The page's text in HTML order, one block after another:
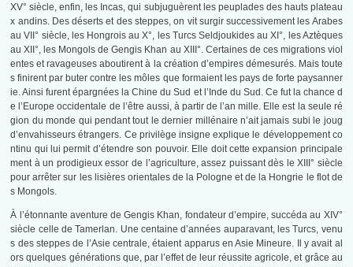
XV° siècle, enfin, les Incas, qui subjuguèrent les peuplades des hauts plateau
x andins. Des déserts et des steppes, on vit surgir successivement les Arabes
au VII° siècle, les Hongrois au X°, les Turcs Seldjoukides au XI°, les Aztèques
au XII°, les Mongols de Gengis Khan au XIII°. Certaines de ces migrations viol
entes et ravageuses aboutirent à la création d’empires démesurés. Mais toute
s finirent par buter contre les môles que formaient les pays de forte paysanner
ie. Ainsi furent épargnées la Chine du Sud et l’Inde du Sud. Ce fut la chance d
e l’Europe occidentale de l’être aussi, à partir de l’an mille. Elle est la seule ré
gion du monde qui pendant tout le dernier millénaire n’ait jamais subi le joug
d’envahisseurs étrangers. Ce privilège insigne explique le développement co
ntinu qui lui permit d’étendre son pouvoir. Elle doit cette expansion principale
ment à un prodigieux essor de l’agriculture, assez puissant dès le XIII° siècle
pour arrêter sur les lisières orientales de la Pologne et de la Hongrie le flot de
s Mongols.
À l’étonnante aventure de Gengis Khan, fondateur d’empire, succéda au XIV°
siècle celle de Tamerlan. Une centaine d’années auparavant, les Turcs, venu
s des steppes de l’Asie centrale, étaient apparus en Asie Mineure. Il y avait al
ors quelques générations que, par l’effet de leur réussite agricole, et grâce au